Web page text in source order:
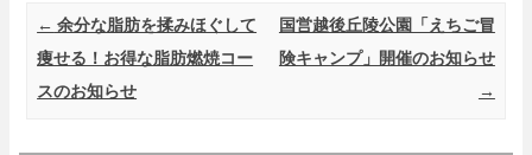
Post navigation
← 余分な脂肪を揉みほぐして
痩せる！お得な脂肪燃焼コー
スのお知らせ
国営越後丘陵公園「えちご冒
険キャンプ」開催のお知らせ
→